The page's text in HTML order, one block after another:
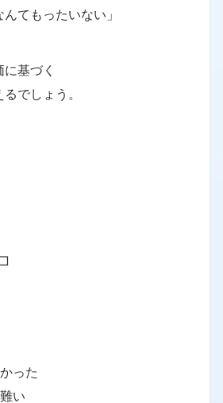
てもったいない」
基づく
でしょう。
った
い